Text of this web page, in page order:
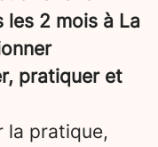
les 2 mois à La
pratiquer et
la pratique,